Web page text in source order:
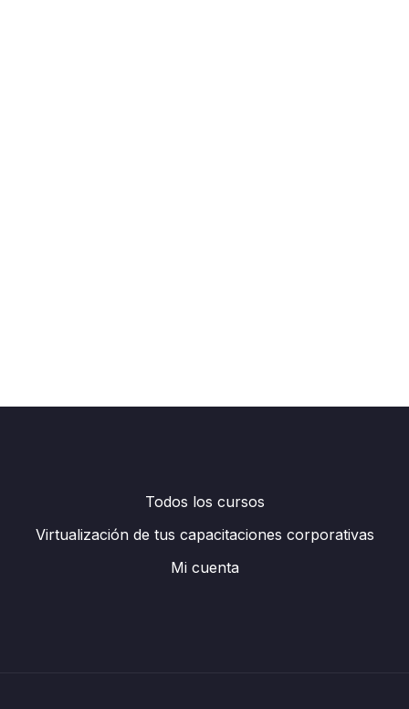
Todos los cursos
Virtualización de tus capacitaciones corporativas
Mi cuenta